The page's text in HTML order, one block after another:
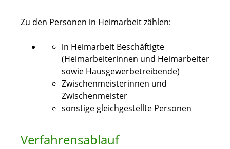
Zu den Personen in Heimarbeit zählen:
in Heimarbeit Beschäftigte
(Heimarbeiterinnen und Heimarbeiter
sowie Hausgewerbetreibende)
Zwischenmeisterinnen und
Zwischenmeister
sonstige gleichgestellte Personen
Verfahrensablauf